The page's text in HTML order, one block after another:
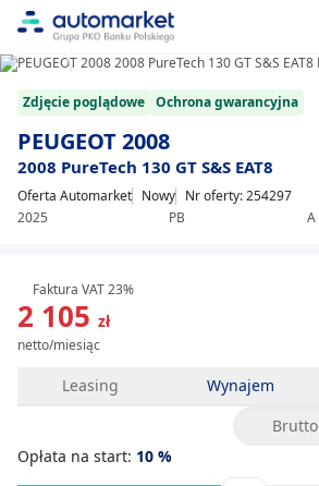
Zdjęcie poglądowe Ochrona gwarancyjna
PEUGEOT 2008
2008 PureTech 130 GT S&S EAT8
Oferta Automarket Nowy
2025
PB A
Nr oferty: 254297
2 105 zł
netto/miesiąc
Faktura VAT 23%
Leasing Wynajem
Brutto
Opłata na start: 10 %